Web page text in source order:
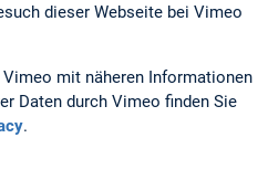
dieser Webseite bei Vimeo
mit näheren Informationen
Daten durch Vimeo finden Sie
.